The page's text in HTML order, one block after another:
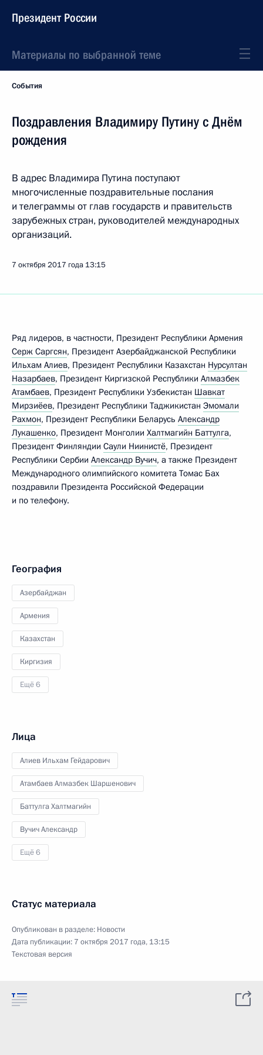
Президент России
Материалы по выбранной теме
События
Поздравления Владимиру Путину с Днём
рождения
В адрес Владимира Путина поступают
многочисленные поздравительные послания
и телеграммы от глав государств и правительств
зарубежных стран, руководителей международных
организаций.
7 октября 2017 года 13:15
Ряд лидеров, в частности, Президент Республики Армения
Серж Саргсян, Президент Азербайджанской Республики
Ильхам Алиев, Президент Республики Казахстан Нурсултан
Назарбаев, Президент Киргизской Республики Алмазбек
Атамбаев, Президент Республики Узбекистан Шавкат
Мирзиёев, Президент Республики Таджикистан Эмомали
Рахмон, Президент Республики Беларусь Александр
Лукашенко, Президент Монголии Халтмагийн Баттулга,
Президент Финляндии Саули Ниинистё, Президент
Республики Сербии Александр Вучич, а также Президент
Международного олимпийского комитета Томас Бах
поздравили Президента Российской Федерации
и по телефону.
География
Азербайджан
Армения
Казахстан
Киргизия
Ещё 6
Лица
Алиев Ильхам Гейдарович
Атамбаев Алмазбек Шаршенович
Баттулга Халтмагийн
Вучич Александр
Ещё 6
Статус материала
Опубликован в разделе: Новости
Дата публикации: 7 октября 2017 года, 13:15
Текстовая версия